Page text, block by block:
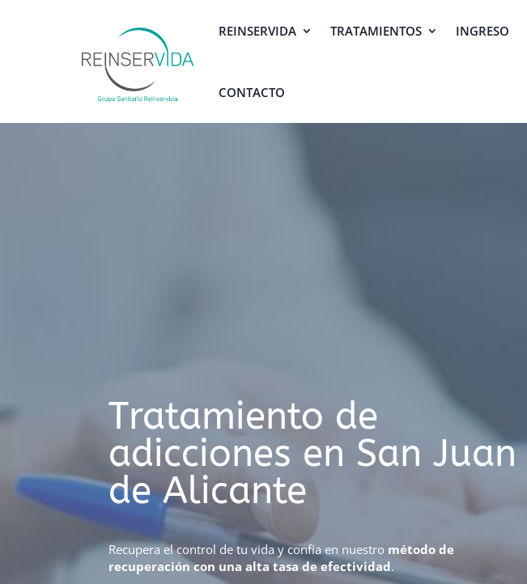
REINSERVIDA TRATAMIENTOS INGRESO
CONTACTO
Tratamiento de
adicciones en San Juan
de Alicante
Recupera el control de tu vida y confía en nuestro método de
recuperación con una alta tasa de efectividad.